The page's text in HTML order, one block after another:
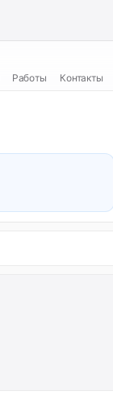
Работы Контакты